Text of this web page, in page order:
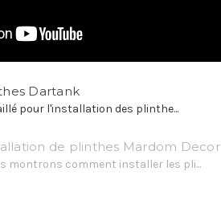
Dartank
pour l'installation des plinthe...
de plinthes Mardom Decor
montrons comment installer les pli...